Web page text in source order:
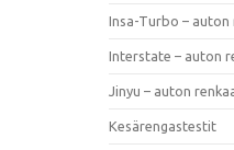
Insa-Turbo – auton
Interstate – auton
Jinyu – auton
Kesärengastestit